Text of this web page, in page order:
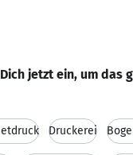
jetzt ein, um das
Druckerei